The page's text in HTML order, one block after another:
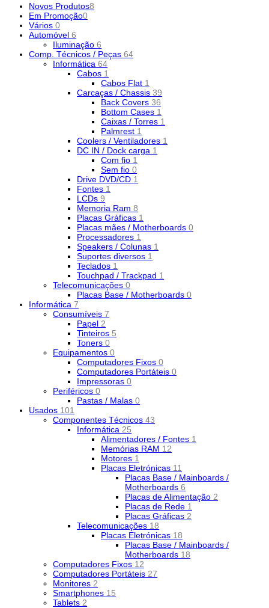
Novos Produtos8
Em Promoção0
Vários 0
Automóvel 6
Iluminação 6
Comp. Técnicos / Peças 64
Informática 64
Cabos 1
Cabos Flat 1
Carcaças / Chassis 39
Back Covers 36
Bottom Cases 1
Caixas / Torres 1
Palmrest 1
Coolers / Ventiladores 1
DC IN / Dock carga 1
Com fio 1
Sem fio 0
Drive DVD/CD 1
Fontes 1
LCDs 9
Memoria Ram 8
Placas Gráficas 1
Placas mães / Motherboards 0
Processadores 1
Speakers / Colunas 1
Suportes diversos 1
Teclados 1
Touchpad / Trackpad 1
Telecomunicações 0
Placas Base / Motherboards 0
Informática 7
Consumíveis 7
Papel 2
Tinteiros 5
Toners 0
Equipamentos 0
Computadores Fixos 0
Computadores Portáteis 0
Impressoras 0
Periféricos 0
Pastas / Malas 0
Usados 101
Componentes Técnicos 43
Informática 25
Alimentadores / Fontes 1
Memórias RAM 12
Motores 1
Placas Eletrónicas 11
Placas Base / Mainboards /
Motherboards 6
Placas de Alimentação 2
Placas de Rede 1
Placas Gráficas 2
Telecomunicações 18
Placas Eletrónicas 18
Placas Base / Mainboards /
Motherboards 18
Computadores Fixos 12
Computadores Portáteis 27
Monitores 2
Smartphones 15
Tablets 2